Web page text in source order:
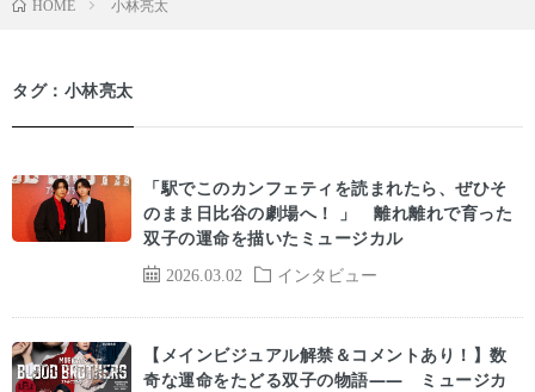
HOME 小林亮太
タグ：小林亮太
2026.03.02 インタビュー
「駅でこのカンフェティを読まれたら、ぜひそ
のまま日比谷の劇場へ！ 」 離れ離れで育った
双子の運命を描いたミュージカル
【メインビジュアル解禁＆コメントあり！】数
奇な運命をたどる双子の物語―― ミュージカ